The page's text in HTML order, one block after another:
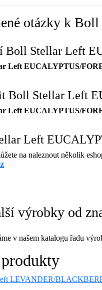
otázky k
Boll Stellar Left
Left EUCALYPTUS/
Boll Stellar Left
Left EUCALYPTUS/
Left
na naleznout několik
výrobky od
v našem katalogu řadu